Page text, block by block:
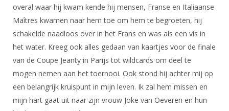
overal waar hij kwam kende hij mensen, Franse en Italiaanse
Maîtres kwamen naar hem toe om hem te begroeten, hij
schakelde naadloos over in het Frans en was als een vis in
het water. Kreeg ook alles gedaan van kaartjes voor de finale
van de Coupe Jeanty in Parijs tot wildcards om deel te
mogen nemen aan het toernooi. Ook stond hij achter mij op
een belangrijk kruispunt in mijn leven. Ik zal hem missen en
mijn hart gaat uit naar zijn vrouw Joke van Oeveren en hun